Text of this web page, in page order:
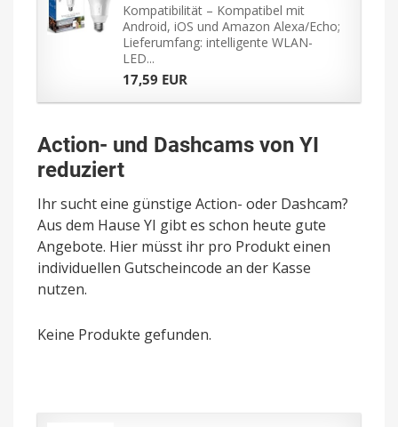
Kompatibilität – Kompatibel mit
Android, iOS und Amazon Alexa/Echo;
Lieferumfang: intelligente WLAN-
LED...
17,59 EUR
Action- und Dashcams von YI
reduziert
Ihr sucht eine günstige Action- oder Dashcam?
Aus dem Hause YI gibt es schon heute gute
Angebote. Hier müsst ihr pro Produkt einen
individuellen Gutscheincode an der Kasse
nutzen.
Keine Produkte gefunden.